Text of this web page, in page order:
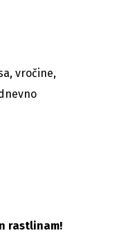
vročine,
rastlinam!